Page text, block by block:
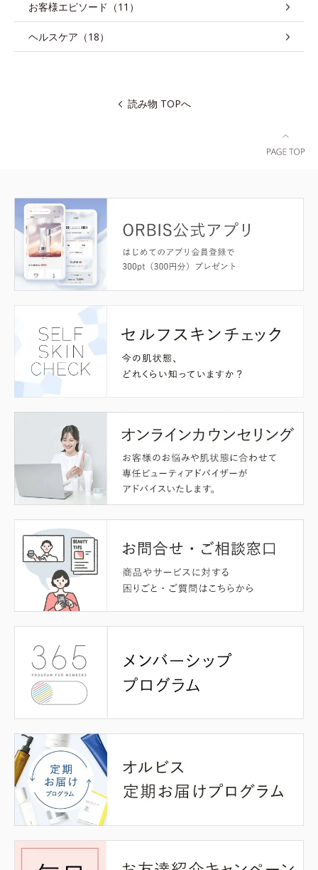
お客様エピソード（11）
ヘルスケア（18）
読み物 TOPへ